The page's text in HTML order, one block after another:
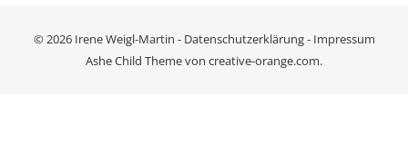
© 2026 Irene Weigl-Martin - Datenschutzerklärung- Impressum
Ashe Child Theme von creative-orange.com.